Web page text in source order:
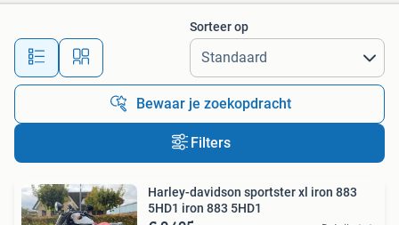
Alle afstanden…
Sorteer op
Bewaar je zoekopdracht
Filters
Harley-davidson sportster xl iron 883
5HD1 iron 883 5HD1